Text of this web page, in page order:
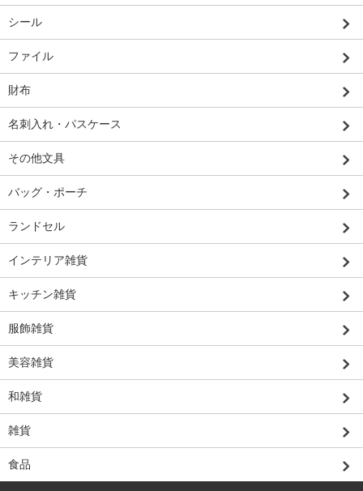
シール
ファイル
財布
名刺入れ・パスケース
その他文具
バッグ・ポーチ
ランドセル
インテリア雑貨
キッチン雑貨
服飾雑貨
美容雑貨
和雑貨
雑貨
食品